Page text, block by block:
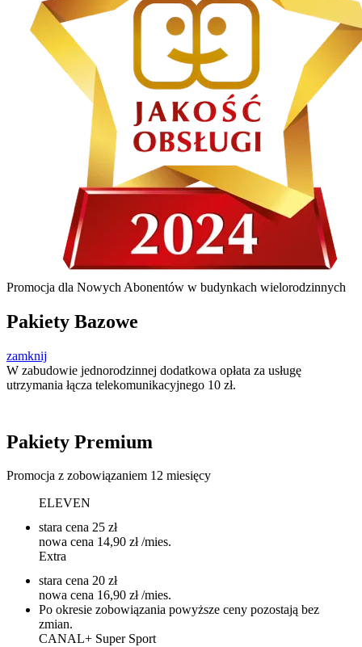
Promocja dla Nowych Abonentów w budynkach wielorodzinnych
Pakiety Bazowe
zamknij
W zabudowie jednorodzinnej dodatkowa opłata za usługę
utrzymania łącza telekomunikacyjnego 10 zł.
Pakiety Premium
Promocja z zobowiązaniem 12 miesięcy
ELEVEN
stara cena 25 zł
nowa cena 14,90 zł/mies.
Extra
stara cena 20 zł
nowa cena 16,90 zł/mies.
Po okresie zobowiązania powyższe ceny pozostają bez
zmian.
CANAL+ Super Sport